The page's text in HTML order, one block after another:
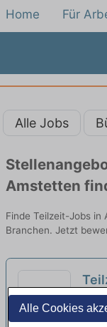
Alle Cookies
Home Für
Alle Jobs
Amstetten
Finde Teilzeit-Jobs in
Branchen. Jetzt